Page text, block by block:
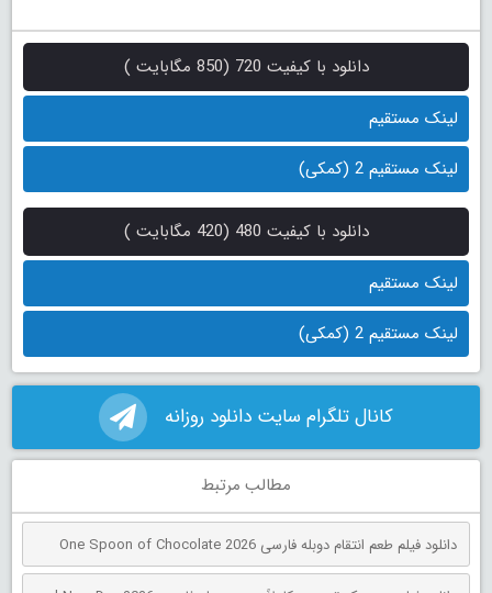
دانلود با کیفیت 720 (850 مگابایت )
لینک مستقیم
لینک مستقیم 2 (کمکی)
دانلود با کیفیت 480 (420 مگابایت )
لینک مستقیم
لینک مستقیم 2 (کمکی)
کانال تلگرام سایت دانلود روزانه
مطالب مرتبط
دانلود فیلم طعم انتقام دوبله فارسی One Spoon of Chocolate 2026